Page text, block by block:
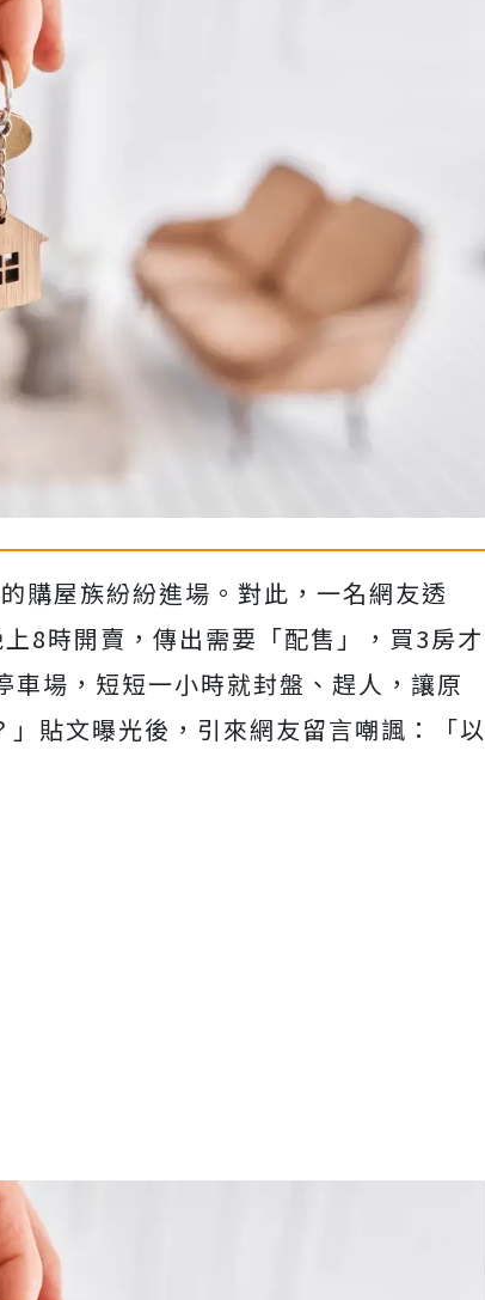
購屋族紛紛進場。對此，一名網友透
8時開賣，傳出需要「配售」，買3房才
場，短短一小時就封盤、趕人，讓原
貼文曝光後，引來網友留言嘲諷：「以